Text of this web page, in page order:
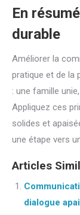
En
durable
Améliorer la
pratique et de la
: une famille
Appliquez ces
solides et
une étape vers
Articles
dialogue